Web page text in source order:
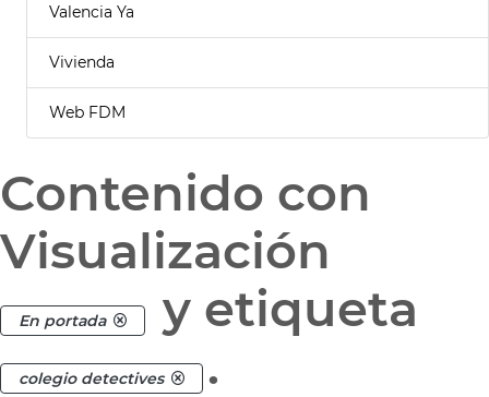
Valencia Ya
Vivienda
Web FDM
Contenido con
Visualización
En portada y etiqueta
colegio detectives .